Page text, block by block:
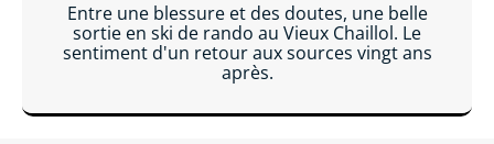
Entre une blessure et des doutes, une belle
sortie en ski de rando au Vieux Chaillol. Le
sentiment d'un retour aux sources vingt ans
après.